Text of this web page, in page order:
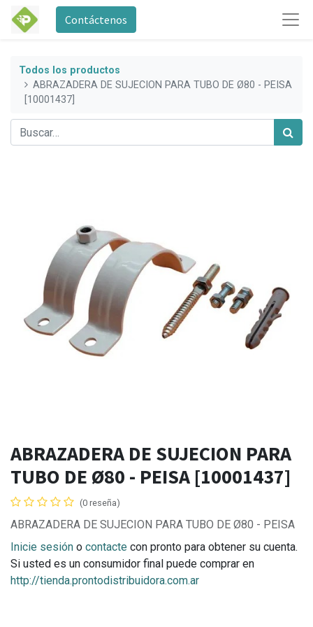
Contáctenos
Todos los productos
ABRAZADERA DE SUJECION PARA TUBO DE Ø80 - PEISA
[10001437]
ABRAZADERA DE SUJECION PARA
TUBO DE Ø80 - PEISA [10001437]
(0 reseña)
ABRAZADERA DE SUJECION PARA TUBO DE Ø80 - PEISA
Inicie sesión o contacte con pronto para obtener su cuenta.
Si usted es un consumidor final puede comprar en
http://tienda.prontodistribuidora.com.ar